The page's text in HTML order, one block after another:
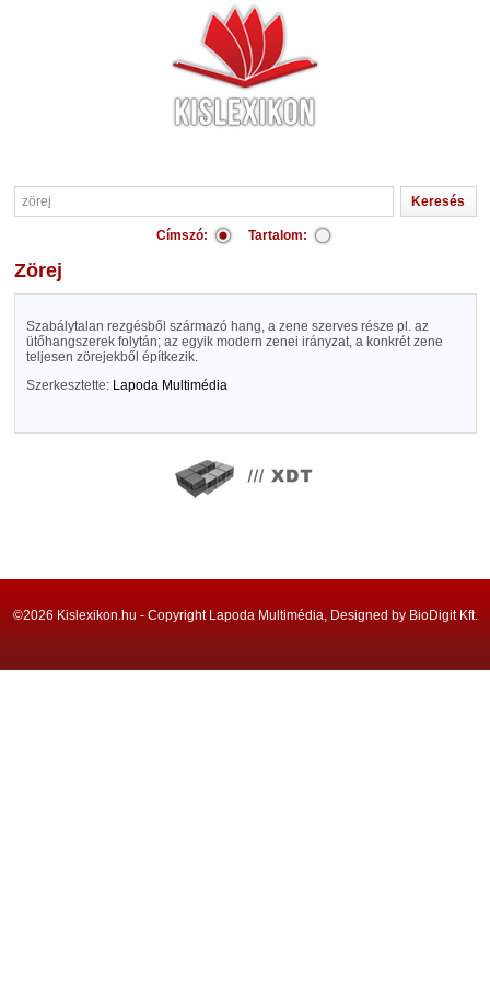
Címszó: Tartalom:
zörej
Szabálytalan rezgésből származó hang, a zene szerves része pl. az
ütőhangszerek folytán; az egyik modern zenei irányzat, a konkrét zene
teljesen zörejekből építkezik.
Szerkesztette: Lapoda Multimédia
©2026 Kislexikon.hu - Copyright Lapoda Multimédia, Designed by BioDigit Kft.